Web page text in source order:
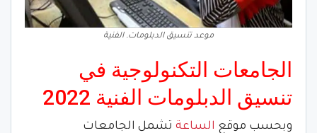
موعد تنسيق الدبلومات. الفنية
الجامعات التكنولوجية في
تنسيق الدبلومات الفنية 2022
وبحسب موقع الساعة تشمل الجامعات